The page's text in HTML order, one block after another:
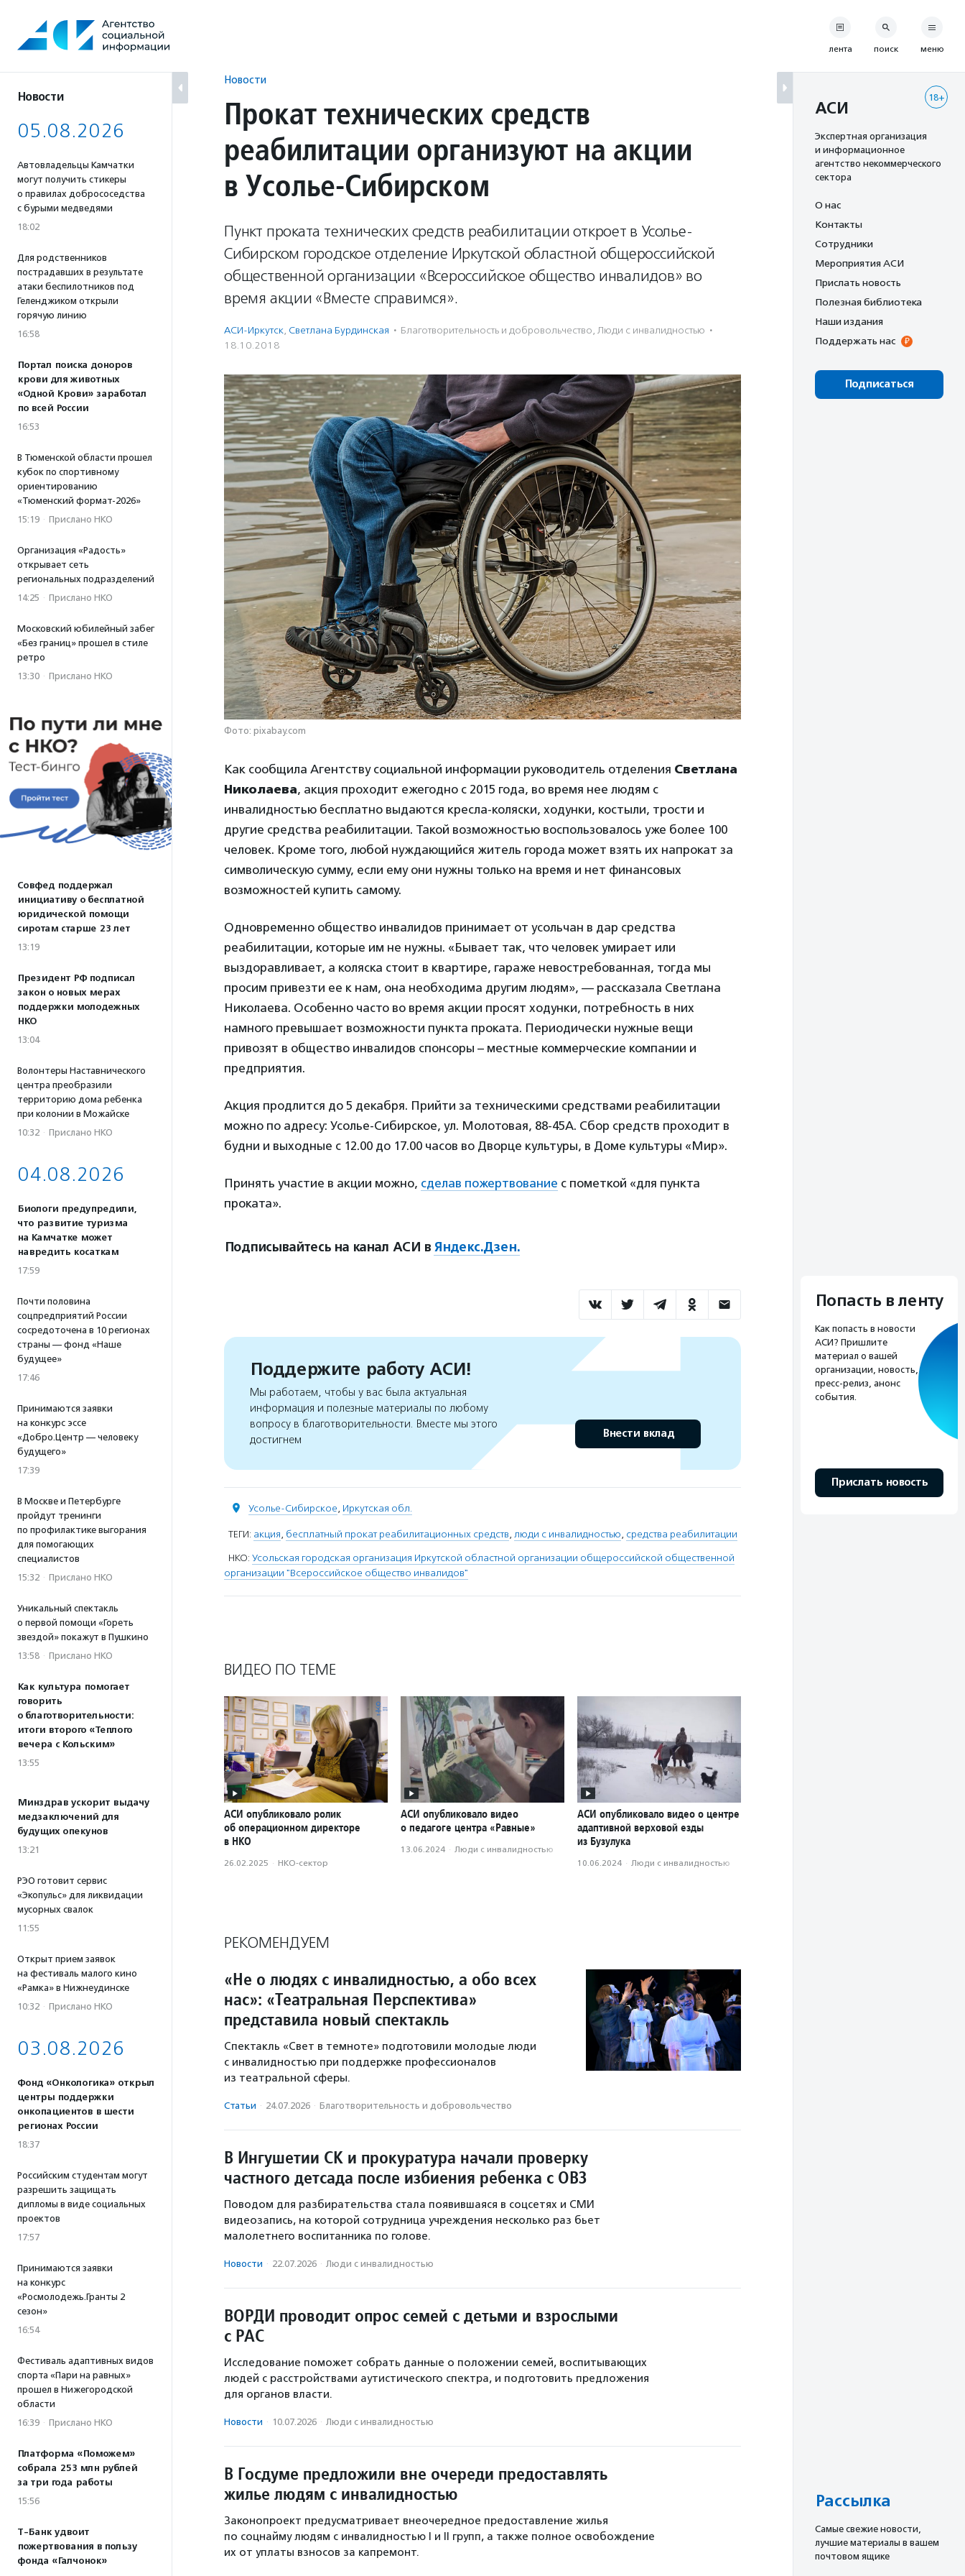
содержанию
Новости
05.08.2026
Автовладельцы Камчатки
могут получить стикеры
о правилах добрососедства
с бурыми медведями
18:02
Для родственников
пострадавших в результате
атаки беспилотников под
Геленджиком открыли
горячую линию
16:58
Портал поиска доноров
крови для животных
«Одной Крови» заработал
по всей России
16:53
В Тюменской области прошел
кубок по спортивному
ориентированию
«Тюменский формат-2026»
15:19 · Прислано НКО
Организация «Радость»
открывает сеть
региональных подразделений
14:25 · Прислано НКО
Московский юбилейный забег
«Без границ» прошел в стиле
ретро
13:30 · Прислано НКО
Совфед поддержал
инициативу о бесплатной
юридической помощи
сиротам старше 23 лет
13:19
Президент РФ подписал
закон о новых мерах
поддержки молодежных
НКО
13:04
Волонтеры Наставнического
центра преобразили
территорию дома ребенка
при колонии в Можайске
10:32 · Прислано НКО
04.08.2026
Биологи предупредили,
что развитие туризма
на Камчатке может
навредить косаткам
17:59
Почти половина
соцпредприятий России
сосредоточена в 10 регионах
страны — фонд «Наше
будущее»
17:46
Принимаются заявки
на конкурс эссе
«Добро.Центр — человеку
будущего»
17:39
В Москве и Петербурге
пройдут тренинги
по профилактике выгорания
для помогающих
специалистов
15:32 · Прислано НКО
Уникальный спектакль
о первой помощи «Гореть
звездой» покажут в Пушкино
13:58 · Прислано НКО
Как культура помогает
говорить
о благотворительности:
итоги второго «Теплого
вечера с Кольским»
13:55
Минздрав ускорит выдачу
медзаключений для
будущих опекунов
13:21
РЭО готовит сервис
«Экопульс» для ликвидации
мусорных свалок
11:55
Открыт прием заявок
на фестиваль малого кино
«Рамка» в Нижнеудинске
10:32 · Прислано НКО
03.08.2026
Фонд «Онкологика» открыл
центры поддержки
онкопациентов в шести
регионах России
18:37
Российским студентам могут
разрешить защищать
дипломы в виде социальных
проектов
17:57
Принимаются заявки
на конкурс
«Росмолодежь.Гранты 2
сезон»
16:54
Фестиваль адаптивных видов
спорта «Пари на равных»
прошел в Нижегородской
области
16:39 · Прислано НКО
Платформа «Поможем»
собрала 253 млн рублей
за три года работы
15:56
Т-Банк удвоит
пожертвования в пользу
фонда «Галчонок»
Новости
Прокат технических средств
реабилитации организуют на акции
в Усолье-Сибирском
Пункт проката технических средств реабилитации откроет в Усолье-
Сибирском городское отделение Иркутской областной общероссийской
общественной организации «Всероссийское общество инвалидов» во
время акции «Вместе справимся».
АСИ-Иркутск, Светлана Бурдинская · Благотвори­тель­ность и доброволь­чест­во, Люди с инвалидностью ·
18.10.2018
Фото: pixabay.com
Как сообщила Агентству социальной информации руководитель отделения Светлана
Николаева, акция проходит ежегодно с 2015 года, во время нее людям с
инвалидностью бесплатно выдаются кресла-коляски, ходунки, костыли, трости и
другие средства реабилитации. Такой возможностью воспользовалось уже более 100
человек. Кроме того, любой нуждающийся житель города может взять их напрокат за
символическую сумму, если ему они нужны только на время и нет финансовых
возможностей купить самому.
Одновременно общество инвалидов принимает от усольчан в дар средства
реабилитации, которые им не нужны. «Бывает так, что человек умирает или
выздоравливает, а коляска стоит в квартире, гараже невостребованная, тогда мы
просим привезти ее к нам, она необходима другим людям», — рассказала Светлана
Николаева. Особенно часто во время акции просят ходунки, потребность в них
намного превышает возможности пункта проката. Периодически нужные вещи
привозят в общество инвалидов спонсоры – местные коммерческие компании и
предприятия.
Акция продлится до 5 декабря. Прийти за техническими средствами реабилитации
можно по адресу: Усолье-Сибирское, ул. Молотовая, 88-45А. Сбор средств проходит в
будни и выходные с 12.00 до 17.00 часов во Дворце культуры, в Доме культуры «Мир».
Принять участие в акции можно, сделав пожертвование с пометкой «для пункта
проката».
Подписывайтесь на канал АСИ в Яндекс.Дзен.
Поддержите работу АСИ!
Мы работаем, чтобы у вас была актуальная
информация и полезные материалы по любому
вопросу в благотворительности. Вместе мы этого
достигнем
Внести вклад
Усолье-Сибирское, Иркутская обл.
ТЕГИ: акция, бесплатный прокат реабилитационных средств, люди с инвалидностью, средства реабилитации
НКО: Усольская городская организация Иркутской областной организации общероссийской общественной
организации "Всероссийское общество инвалидов"
ВИДЕО ПО ТЕМЕ
АСИ опубликовало ролик
об операционном директоре
в НКО
26.02.2025 · НКО-сектор
АСИ опубликовало видео
о педагоге центра «Равные»
13.06.2024 · Люди с инвалидностью
АСИ опубликовало видео о центре
адаптивной верховой езды
из Бузулука
10.06.2024 · Люди с инвалидностью
РЕКОМЕНДУЕМ
«Не о людях с инвалидностью, а обо всех
нас»: «Театральная Перспектива»
представила новый спектакль
Спектакль «Свет в темноте» подготовили молодые люди
с инвалидностью при поддержке профессионалов
из театральной сферы.
Статьи · 24.07.2026 · Благотвори­тель­ность и доброволь­чест­во
В Ингушетии СК и прокуратура начали проверку
частного детсада после избиения ребенка с ОВЗ
Поводом для разбирательства стала появившаяся в соцсетях и СМИ
видеозапись, на которой сотрудница учреждения несколько раз бьет
малолетнего воспитанника по голове.
Новости · 22.07.2026 · Люди с инвалидностью
ВОРДИ проводит опрос семей с детьми и взрослыми
с РАС
Исследование поможет собрать данные о положении семей, воспитывающих
людей с расстройствами аутистического спектра, и подготовить предложения
для органов власти.
Новости · 10.07.2026 · Люди с инвалидностью
В Госдуме предложили вне очереди предоставлять
жилье людям с инвалидностью
Законопроект предусматривает внеочередное предоставление жилья
по соцнайму людям с инвалидностью I и II групп, а также полное освобождение
их от уплаты взносов за капремонт.
лента поиск меню
18+
АСИ
Экспертная организация
и информационное
агентство некоммерческого
сектора
О нас
Контакты
Сотрудники
Мероприятия АСИ
Прислать новость
Полезная библиотека
Наши издания
Поддержать нас
Подписаться
Попасть в ленту
Как попасть в новости
АСИ? Пришлите
материал о вашей
организации, новость,
пресс-релиз, анонс
события.
Прислать новость
Рассылка
Cамые свежие новости,
лучшие материалы в вашем
почтовом ящике